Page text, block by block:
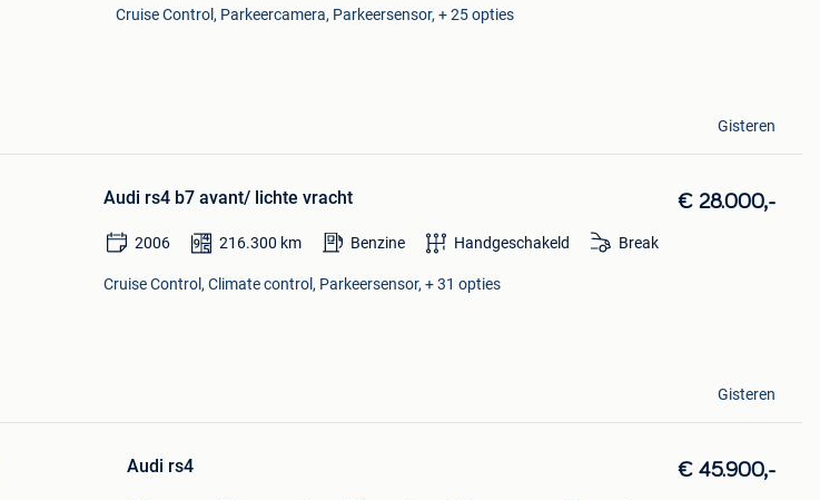
Cruise Control, Parkeercamera, Parkeersensor, + 25 opties
Gisteren
Audi rs4 b7 avant/ lichte vracht € 28.000,-
2006 216.300 km Benzine Handgeschakeld Break
Cruise Control, Climate control, Parkeersensor, + 31 opties
Gisteren
Audi rs4 € 45.900,-